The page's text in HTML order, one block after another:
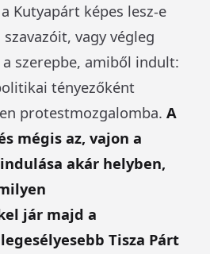
Kutyapárt képes lesz-e
vagy végleg
szerepbe, amiből indult:
tényezőként
protestmozgalomba. A
mégis az, vajon a
akár helyben,
jár majd a
Tisza Párt